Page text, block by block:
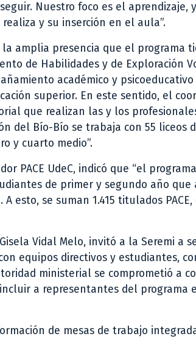
Nuestro foco es el
y su inserción en el aula”.
amplia presencia que el programa
de Habilidades y de Exploración
académico y
superior. En este sentido, el
que realizan las y los
del Bío-Bío se trabaja con 55 liceos
y cuarto medio”.
PACE UdeC, indicó que “el
de primer y segundo año
esto, se suman 1.415 titulados
Gisela Vidal Melo, invitó a la Seremi a
equipos directivos y estudiantes,
ministerial se comprometió a
a representantes del programa
de mesas de trabajo